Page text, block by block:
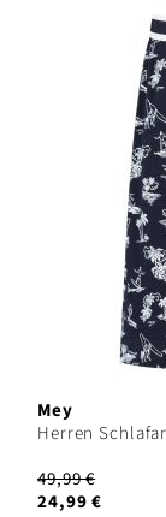
Mey
Herren
49,99 €
24,99 €